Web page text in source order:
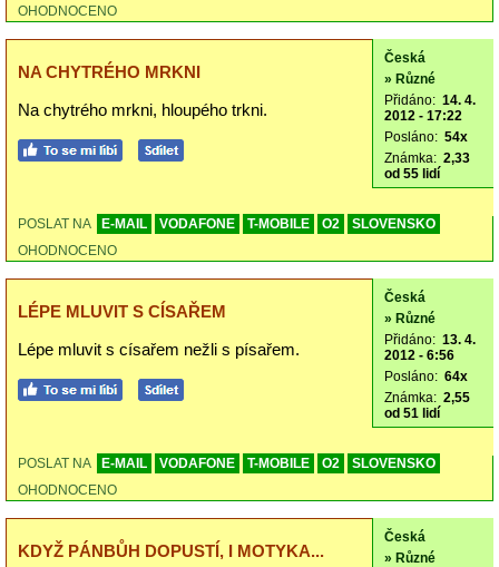
OHODNOCENO
NA CHYTRÉHO MRKNI
Na chytrého mrkni, hloupého trkni.
Česká
» Různé
Přidáno: 14. 4.
2012 - 17:22
Posláno: 54x
Známka: 2,33
od 55 lidí
POSLAT NA E-MAIL VODAFONE T-MOBILE O2
SLOVENSKO
OHODNOCENO
LÉPE MLUVIT S CÍSAŘEM
Lépe mluvit s císařem nežli s písařem.
Česká
» Různé
Přidáno: 13. 4.
2012 - 6:56
Posláno: 64x
Známka: 2,55
od 51 lidí
POSLAT NA E-MAIL VODAFONE T-MOBILE O2
SLOVENSKO
OHODNOCENO
KDYŽ PÁNBŮH DOPUSTÍ, I MOTYKA...
Česká
» Různé